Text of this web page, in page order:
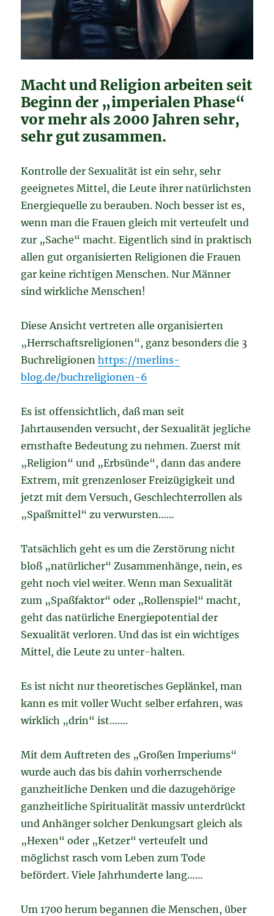
Macht und Religion arbeiten seit
Beginn der „imperialen Phase“
vor mehr als 2000 Jahren sehr,
sehr gut zusammen.
Kontrolle der Sexualität ist ein sehr, sehr
geeignetes Mittel, die Leute ihrer natürlichsten
Energiequelle zu berauben. Noch besser ist es,
wenn man die Frauen gleich mit verteufelt und
zur „Sache“ macht. Eigentlich sind in praktisch
allen gut organisierten Religionen die Frauen
gar keine richtigen Menschen. Nur Männer
sind wirkliche Menschen!
Diese Ansicht vertreten alle organisierten
„Herrschaftsreligionen“, ganz besonders die 3
Buchreligionenhttps://merlins-
blog.de/buchreligionen-6
Es ist offensichtlich, daß man seit
Jahrtausenden versucht, der Sexualität jegliche
ernsthafte Bedeutung zu nehmen. Zuerst mit
„Religion“ und „Erbsünde“, dann das andere
Extrem, mit grenzenloser Freizügigkeit und
jetzt mit dem Versuch, Geschlechterrollen als
„Spaßmittel“ zu verwursten……
Tatsächlich geht es um die Zerstörung nicht
bloß „natürlicher“ Zusammenhänge, nein, es
geht noch viel weiter. Wenn man Sexualität
zum „Spaßfaktor“ oder „Rollenspiel“ macht,
geht das natürliche Energiepotential der
Sexualität verloren. Und das ist ein wichtiges
Mittel, die Leute zu unter-halten.
Es ist nicht nur theoretisches Geplänkel, man
kann es mit voller Wucht selber erfahren, was
wirklich „drin“ ist…….
Mit dem Auftreten des „Großen Imperiums“
wurde auch das bis dahin vorherrschende
ganzheitliche Denken und die dazugehörige
ganzheitliche Spiritualität massiv unterdrückt
und Anhänger solcher Denkungsart gleich als
„Hexen“ oder „Ketzer“ verteufelt und
möglichst rasch vom Leben zum Tode
befördert. Viele Jahrhunderte lang……
Um 1700 herum begannen die Menschen, über